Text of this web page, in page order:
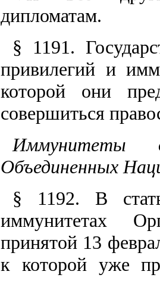
дипломатам.
§ 1191.
привилегий и
которой они
совершиться
Иммунитеты
Объединенных
§ 1192. В
иммунитетах
принятой 13
к которой уже